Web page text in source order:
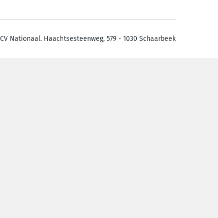
Nationaal. Haachtsesteenweg, 579 - 1030 Schaarbeek